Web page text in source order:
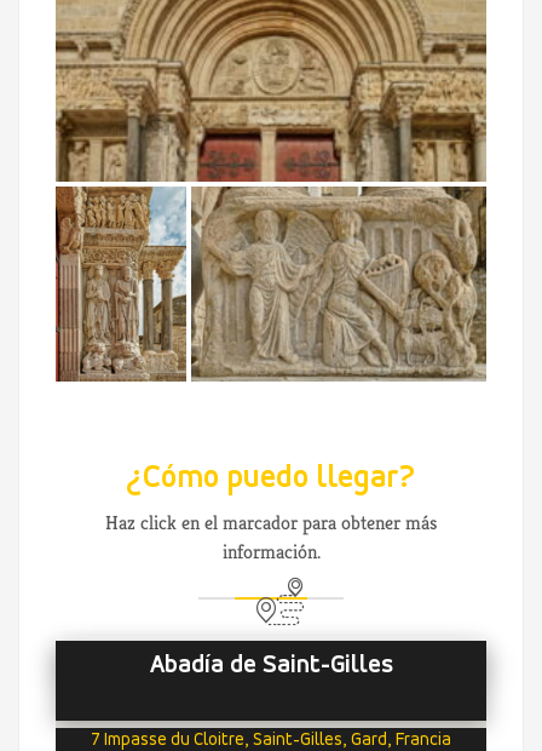
¿Cómo puedo llegar?
Haz click en el marcador para obtener más
información.
Abadía de Saint-Gilles
7 Impasse du Cloitre, Saint-Gilles, Gard, Francia